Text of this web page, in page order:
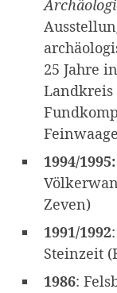
25 Jahre
Landkreis
1994/1995:
Zeven)
1991/1992
Steinzeit
1986: